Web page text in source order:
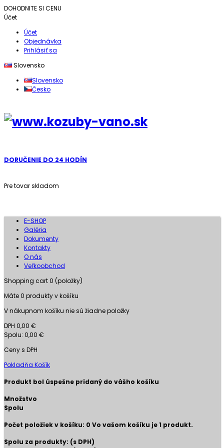
DOHODNITE SI CENU
Účet
Účet
Objednávka
Prihlásiť sa
Slovensko
Slovensko
Česko
DORUČENIE DO 24 HODÍN
Pre tovar skladom
E-SHOP
Galéria
Dokumenty
Kontakty
O nás
Veľkoobchod
Shopping cart0 (položky)
Máte0 produkty v košíku
V nákupnom košíku nie sú žiadne položky
DPH 0,00 €
Spolu: 0,00 €
Ceny s DPH
Pokladňa Košík
Produkt bol úspešne pridaný do vášho košíku
Množstvo
Spolu
Počet položiek v košíku: 0 Vo vašom košíku je 1 produkt.
Spolu za produkty: (s DPH)